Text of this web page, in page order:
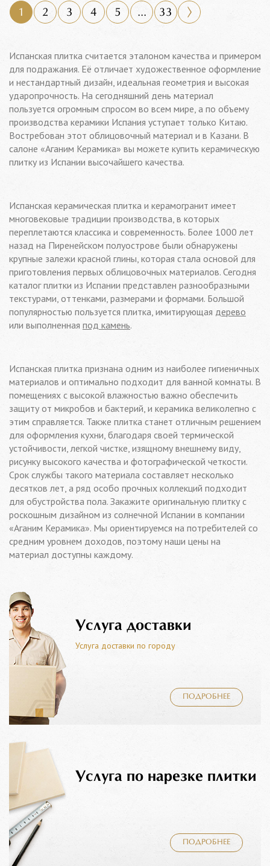
1 2 3 4 5 ... 33
Испанская плитка считается эталоном качества и примером
для подражания. Её отличает художественное оформление
и нестандартный дизайн, идеальная геометрия и высокая
ударопрочность. На сегодняшний день материал
пользуется огромным спросом во всем мире, а по объему
производства керамики Испания уступает только Китаю.
Востребован этот облицовочный материал и в Казани. В
салоне «Аганим Керамика» вы можете купить керамическую
плитку из Испании высочайшего качества.
Испанская керамическая плитка и керамогранит имеет
многовековые традиции производства, в которых
переплетаются классика и современность. Более 1000 лет
назад на Пиренейском полуострове были обнаружены
крупные залежи красной глины, которая стала основой для
приготовления первых облицовочных материалов. Сегодня
каталог плитки из Испании представлен разнообразными
текстурами, оттенками, размерами и формами. Большой
популярностью пользуется плитка, имитирующая дерево
или выполненная под камень.
Испанская плитка признана одним из наиболее гигиеничных
материалов и оптимально подходит для ванной комнаты. В
помещениях с высокой влажностью важно обеспечить
защиту от микробов и бактерий, и керамика великолепно с
этим справляется. Также плитка станет отличным решением
для оформления кухни, благодаря своей термической
устойчивости, легкой чистке, изящному внешнему виду,
рисунку высокого качества и фотографической четкости.
Срок службы такого материала составляет несколько
десятков лет, а ряд особо прочных коллекций подходит
для обустройства пола. Закажите оригинальную плитку с
роскошным дизайном из солнечной Испании в компании
«Аганим Керамика». Мы ориентируемся на потребителей со
средним уровнем доходов, поэтому наши цены на
материал доступны каждому.
Услуга доставки
Услуга доставки по городу
ПОДРОБНЕЕ
Услуга по нарезке плитки
ПОДРОБНЕЕ